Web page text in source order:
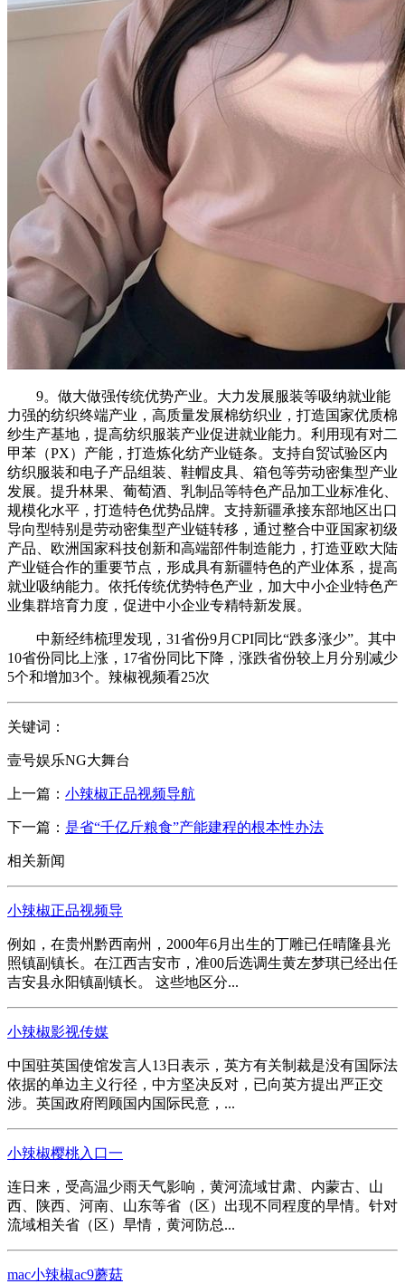
9。做大做强传统优势产业。大力发展服装等吸纳就业能
力强的纺织终端产业，高质量发展棉纺织业，打造国家优质棉
纱生产基地，提高纺织服装产业促进就业能力。利用现有对二
甲苯（PX）产能，打造炼化纺产业链条。支持自贸试验区内
纺织服装和电子产品组装、鞋帽皮具、箱包等劳动密集型产业
发展。提升林果、葡萄酒、乳制品等特色产品加工业标准化、
规模化水平，打造特色优势品牌。支持新疆承接东部地区出口
导向型特别是劳动密集型产业链转移，通过整合中亚国家初级
产品、欧洲国家科技创新和高端部件制造能力，打造亚欧大陆
产业链合作的重要节点，形成具有新疆特色的产业体系，提高
就业吸纳能力。依托传统优势特色产业，加大中小企业特色产
业集群培育力度，促进中小企业专精特新发展。
中新经纬梳理发现，31省份9月CPI同比“跌多涨少”。其中
10省份同比上涨，17省份同比下降，涨跌省份较上月分别减少
5个和增加3个。辣椒视频看25次
关键词：
壹号娱乐NG大舞台
上一篇： 小辣椒正品视频导航
下一篇： 是省“千亿斤粮食”产能建程的根本性办法
相关新闻
小辣椒正品视频导
例如，在贵州黔西南州，2000年6月出生的丁雕已任晴隆县光
照镇副镇长。在江西吉安市，准00后选调生黄左梦琪已经出任
吉安县永阳镇副镇长。 这些地区分...
小辣椒影视传媒
中国驻英国使馆发言人13日表示，英方有关制裁是没有国际法
依据的单边主义行径，中方坚决反对，已向英方提出严正交
涉。英国政府罔顾国内国际民意，...
小辣椒樱桃入口一
连日来，受高温少雨天气影响，黄河流域甘肃、内蒙古、山
西、陕西、河南、山东等省（区）出现不同程度的旱情。针对
流域相关省（区）旱情，黄河防总...
mac小辣椒ac9蘑菇